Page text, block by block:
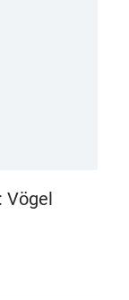
Vögel